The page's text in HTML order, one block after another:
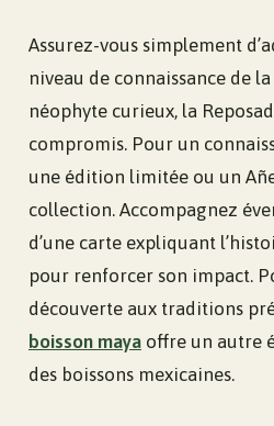
Assurez-vous simplement
niveau de connaissance de
néophyte curieux, la
compromis. Pour un
une édition limitée ou un
collection. Accompagnez
d’une carte expliquant
pour renforcer son impact.
découverte aux traditions
boisson maya offre un autre
des boissons mexicaines.